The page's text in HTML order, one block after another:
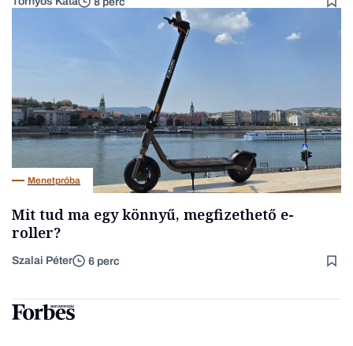
Menetpróba
Mit tud ma egy könnyű, megfizethető e-
roller?
Szalai Péter 6 perc